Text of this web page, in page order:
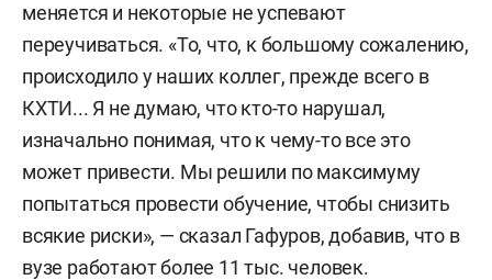
меняется и некоторые не успевают
переучиваться. «То, что, к большому сожалению,
происходило у наших коллег, прежде всего в
КХТИ... Я не думаю, что кто-то нарушал,
изначально понимая, что к чему-то все это
может привести. Мы решили по максимуму
попытаться провести обучение, чтобы снизить
всякие риски», — сказал Гафуров, добавив, что в
вузе работают более 11 тыс. человек.